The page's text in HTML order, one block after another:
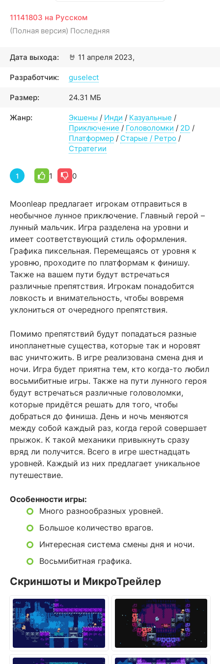
11141803 на Русском
(Полная версия) Последняя
🤘
Дата выхода: 11 апреля 2023,
Разработчик: guselect
Размер: 24.31 МБ
Жанр: Экшены / Инди / Казуальные /
Приключение / Головоломки / 2D /
Платформер / Старые / Ретро /
Стратегии
1 1 0
Moonleap предлагает игрокам отправиться в
необычное лунное приключение. Главный герой –
лунный мальчик. Игра разделена на уровни и
имеет соответствующий стиль оформления.
Графика пиксельная. Перемещаясь от уровня к
уровню, проходите по платформам к финишу.
Также на вашем пути будут встречаться
различные препятствия. Игрокам понадобится
ловкость и внимательность, чтобы вовремя
уклониться от очередного препятствия.
Помимо препятствий будут попадаться разные
инопланетные существа, которые так и норовят
вас уничтожить. В игре реализована смена дня и
ночи. Игра будет приятна тем, кто когда-то любил
восьмибитные игры. Также на пути лунного героя
будут встречаться различные головоломки,
которые придётся решать для того, чтобы
добраться до финиша. День и ночь меняются
между собой каждый раз, когда герой совершает
прыжок. К такой механики привыкнуть сразу
вряд ли получится. Всего в игре шестнадцать
уровней. Каждый из них предлагает уникальное
путешествие.
Особенности игры:
Много разнообразных уровней.
Большое количество врагов.
Интересная система смены дня и ночи.
Восьмибитная графика.
Скриншоты и МикроТрейлер